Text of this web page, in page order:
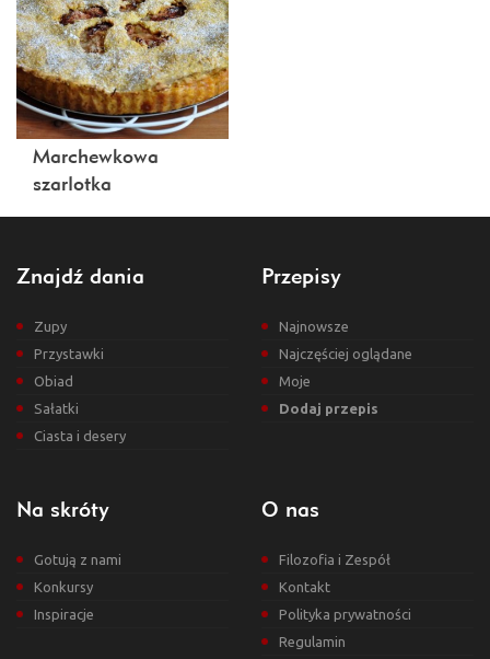
Marchewkowa
szarlotka
Znajdź dania
Zupy
Przystawki
Obiad
Sałatki
Ciasta i desery
Przepisy
Najnowsze
Najczęściej oglądane
Moje
Dodaj przepis
Na skróty
Gotują z nami
Konkursy
Inspiracje
O nas
Filozofia i Zespół
Kontakt
Polityka prywatności
Regulamin